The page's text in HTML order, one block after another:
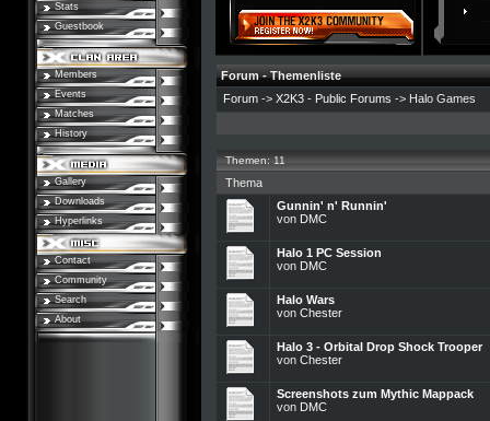
Stats
Guestbook
Members
Events
Matches
History
Gallery
Downloads
Hyperlinks
Contact
Community
Search
About
Forum - Themenliste
Forum -> X2K3 - Public Forums -> Halo Games
Themen: 11
Thema
Gunnin' n' Runnin'
von DMC
Halo 1 PC Session
von DMC
Halo Wars
von Chester
Halo 3 - Orbital Drop Shock Trooper
von Chester
Screenshots zum Mythic Mappack
von DMC